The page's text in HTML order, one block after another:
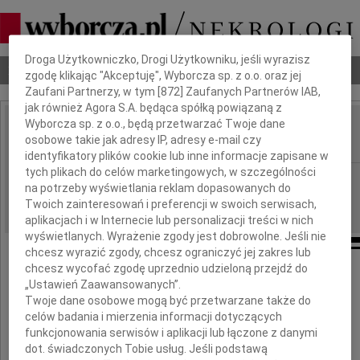
Nekrologi Odeszli Poradnik pogrzebowy
IMIĘ I NAZWISKO: Lucyna Wiśniewska
REGION: Warszawa
DATA EMISJI: 06.03.2010
W dniu 5 marca 2010 roku zmarła
Lucyna Wiśniewska
Dbamy o Twoją prywatność
Droga Użytkowniczko, Drogi Użytkowniku, jeśli wyrazisz
zgodę klikając "Akceptuję", Wyborcza sp. z o.o. oraz jej
Zaufani Partnerzy, w tym [872 ] Zaufanych Partnerów IAB,
jak również Agora S.A. będąca spółką powiązaną z
Wyborcza sp. z o.o., będą przetwarzać Twoje dane
osobowe takie jak adresy IP, adresy e-mail czy
identyfikatory plików cookie lub inne informacje zapisane w
tych plikach do celów marketingowych, w szczególności
na potrzeby wyświetlania reklam dopasowanych do
Twoich zainteresowań i preferencji w swoich serwisach,
aplikacjach i w Internecie lub personalizacji treści w nich
wyświetlanych. Wyrażenie zgody jest dobrowolne. Jeśli nie
chcesz wyrazić zgody, chcesz ograniczyć jej zakres lub
chcesz wycofać zgodę uprzednio udzieloną przejdź do
„Ustawień Zaawansowanych”.
Twoje dane osobowe mogą być przetwarzane także do
celów badania i mierzenia informacji dotyczących
funkcjonowania serwisów i aplikacji lub łączone z danymi
dot. świadczonych Tobie usług. Jeśli podstawą